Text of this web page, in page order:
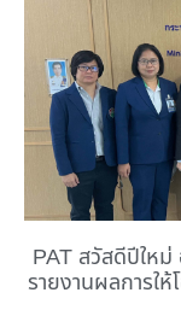
PAT สวัสดีปีให
รายงานผลการใ